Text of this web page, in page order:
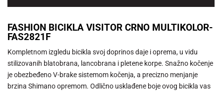
FASHION BICIKLA VISITOR CRNO MULTIKOLOR-
FAS2821F
Kompletnom izgledu bicikla svoj doprinos daje i oprema, u vidu
stilizovanih blatobrana, lancobrana i pletene korpe. Snažno kočenje
je obezbeđeno V-brake sistemom kočenja, a precizno menjanje
brzina Shimano opremom. Odlično usklađene boje ovog bicikla vas